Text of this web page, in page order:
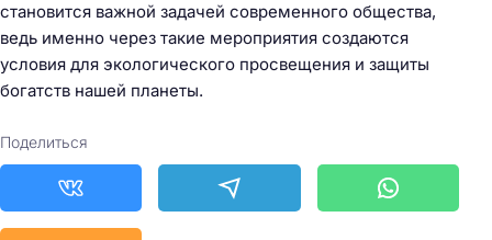
становится важной задачей современного общества,
ведь именно через такие мероприятия создаются
условия для экологического просвещения и защиты
богатств нашей планеты.
Поделиться